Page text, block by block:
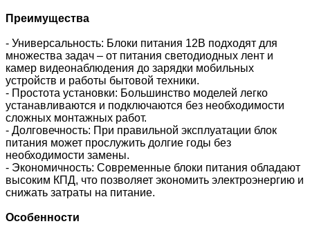
Преимущества
- Универсальность: Блоки питания 12В подходят для
множества задач – от питания светодиодных лент и
камер видеонаблюдения до зарядки мобильных
устройств и работы бытовой техники.
- Простота установки: Большинство моделей легко
устанавливаются и подключаются без необходимости
сложных монтажных работ.
- Долговечность: При правильной эксплуатации блок
питания может прослужить долгие годы без
необходимости замены.
- Экономичность: Современные блоки питания обладают
высоким КПД, что позволяет экономить электроэнергию и
снижать затраты на питание.
Особенности